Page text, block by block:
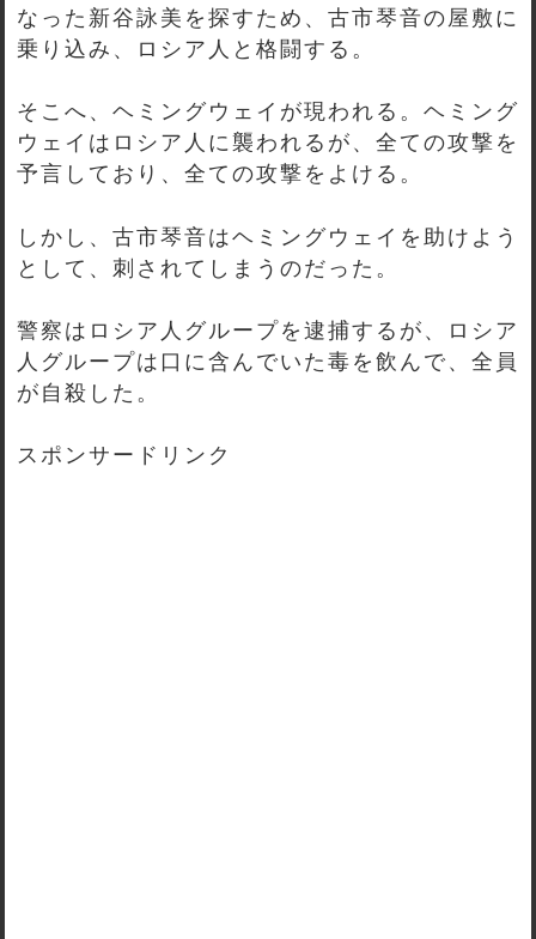
なった新谷詠美を探すため、古市琴音の屋敷に
乗り込み、ロシア人と格闘する。
そこへ、ヘミングウェイが現われる。ヘミング
ウェイはロシア人に襲われるが、全ての攻撃を
予言しており、全ての攻撃をよける。
しかし、古市琴音はヘミングウェイを助けよう
として、刺されてしまうのだった。
警察はロシア人グループを逮捕するが、ロシア
人グループは口に含んでいた毒を飲んで、全員
が自殺した。
スポンサードリンク